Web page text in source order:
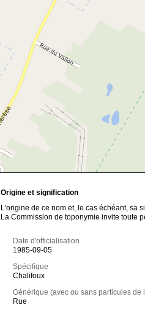
Origine et signification
L'origine de ce nom et, le cas échéant, sa
La Commission de toponymie invite toute
Date d'officialisation
1985-09-05
Spécifique
Chalifoux
Générique (avec ou sans particules de
Rue